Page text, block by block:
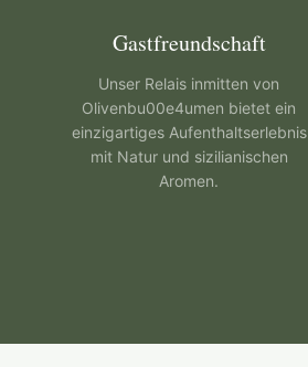
Gastfreundschaft
Unser Relais inmitten von
Olivenbu00e4umen bietet ein
einzigartiges Aufenthaltserlebnis
mit Natur und sizilianischen
Aromen.